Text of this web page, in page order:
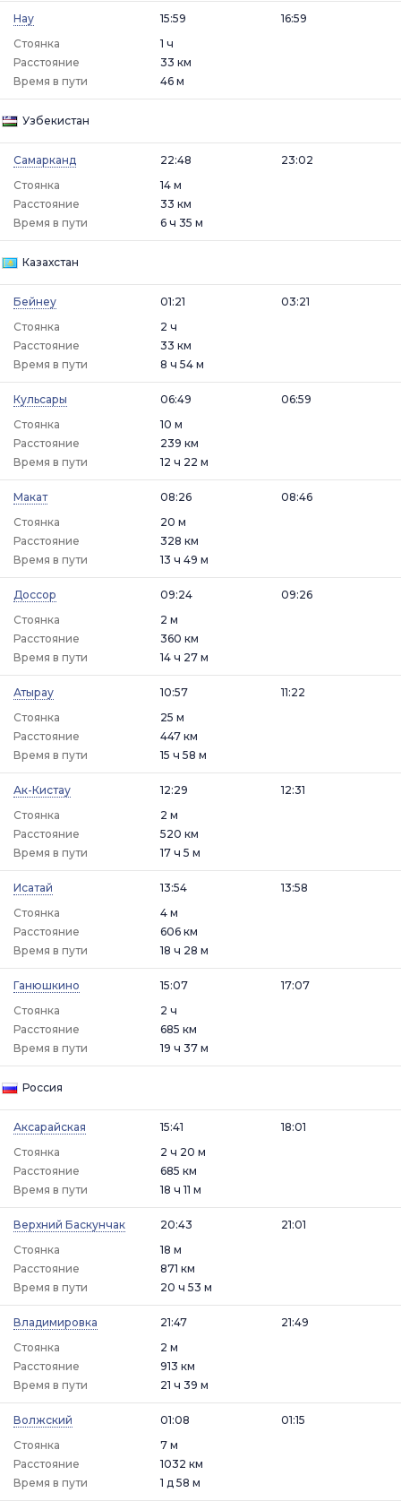
Нау
15:59
Стоянка
1 ч
16:59
Расстояние
33 км
Время в пути
46 м
Узбекистан
Самарканд
22:48
Стоянка
14 м
23:02
Расстояние
33 км
Время в пути
6 ч 35 м
Казахстан
Бейнеу
01:21
Стоянка
2 ч
03:21
Расстояние
33 км
Время в пути
8 ч 54 м
Кульсары
06:49
Стоянка
10 м
06:59
Расстояние
239 км
Время в пути
12 ч 22 м
Макат
08:26
Стоянка
20 м
08:46
Расстояние
328 км
Время в пути
13 ч 49 м
Доссор
09:24
Стоянка
2 м
09:26
Расстояние
360 км
Время в пути
14 ч 27 м
Атырау
10:57
Стоянка
25 м
11:22
Расстояние
447 км
Время в пути
15 ч 58 м
Ак-Кистау
12:29
Стоянка
2 м
12:31
Расстояние
520 км
Время в пути
17 ч 5 м
Исатай
13:54
Стоянка
4 м
13:58
Расстояние
606 км
Время в пути
18 ч 28 м
Ганюшкино
15:07
Стоянка
2 ч
17:07
Расстояние
685 км
Время в пути
19 ч 37 м
Россия
Аксарайская
15:41
Стоянка
2 ч 20 м
18:01
Расстояние
685 км
Время в пути
18 ч 11 м
Верхний Баскунчак
20:43
Стоянка
18 м
21:01
Расстояние
871 км
Время в пути
20 ч 53 м
Владимировка
21:47
Стоянка
2 м
21:49
Расстояние
913 км
Время в пути
21 ч 39 м
Волжский
01:08
Стоянка
7 м
01:15
Расстояние
1032 км
Время в пути
1 д 58 м